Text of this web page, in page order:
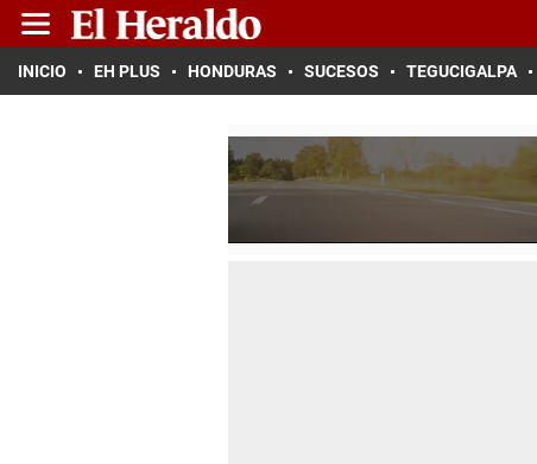
INICIO EH PLUS HONDURAS SUCESOS TEGUCIGALPA